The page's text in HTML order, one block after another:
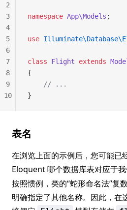
namespace App\Models ;
use
class Flight extends
{
    // ...
}
2
3
4
5
6
7
8
9
10
表名
在浏览上面的示例后，您可能已
Eloquent 哪个数据库表对应于
按照惯例，类的“蛇形命名法”复
明确指定了其他名称。因此，